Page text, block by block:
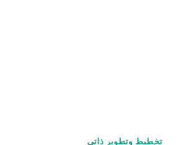
تخطيط وتطوير ذاتي